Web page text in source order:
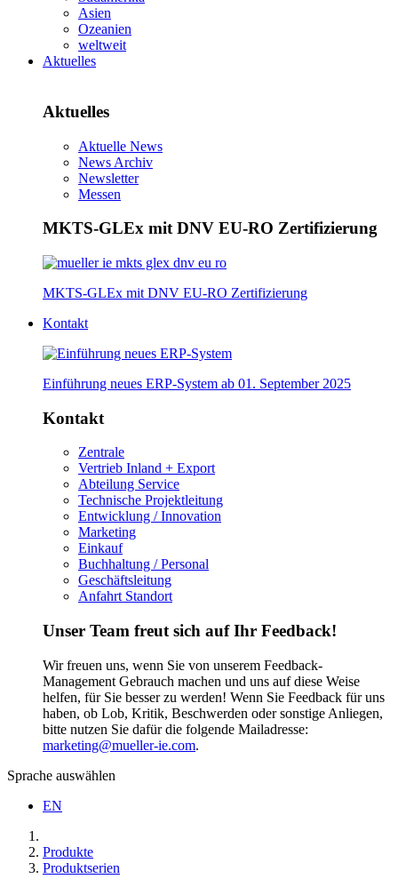
Asien
Ozeanien
weltweit
Aktuelles
Aktuelles
Aktuelle News
News Archiv
Newsletter
Messen
MKTS-GLEx mit DNV EU-RO Zertifizierung
MKTS-GLEx mit DNV EU-RO Zertifizierung
Kontakt
Einführung neues ERP-System ab 01. September 2025
Kontakt
Zentrale
Vertrieb Inland + Export
Abteilung Service
Technische Projektleitung
Entwicklung / Innovation
Marketing
Einkauf
Buchhaltung / Personal
Geschäftsleitung
Anfahrt Standort
Unser Team freut sich auf Ihr Feedback!
Wir freuen uns, wenn Sie von unserem Feedback-
Management Gebrauch machen und uns auf diese Weise
helfen, für Sie besser zu werden! Wenn Sie Feedback für uns
haben, ob Lob, Kritik, Beschwerden oder sonstige Anliegen,
bitte nutzen Sie dafür die folgende Mailadresse:
marketing@mueller-ie.com.
Sprache auswählen
EN
Produkte
Produktserien